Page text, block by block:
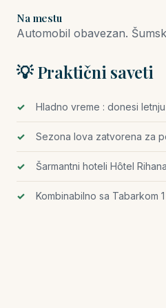
Na mestu
Automobil obavezan.
💡 Praktični saveti
Hladno vreme : donesi
Sezona lova zatvorena za
Šarmantni hoteli Hôtel
Kombinabilno sa Tabarkom